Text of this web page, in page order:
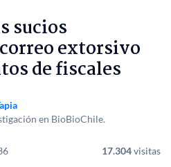
sucios
extorsivo
de fiscales
en BioBioChile.
17.304visitas